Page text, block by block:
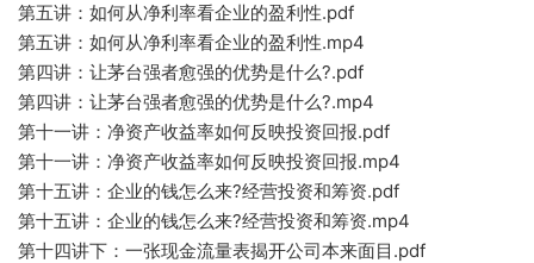
第五讲：如何从净利率看企业的盈利性.pdf
第五讲：如何从净利率看企业的盈利性.mp4
第四讲：让茅台强者愈强的优势是什么?.pdf
第四讲： 让茅台强者愈强的优势是什么?.mp4
第十一讲：净资产收益率如何反映投资回报.pdf
第十一讲：净资产收益率如何反映投资回报.mp4
第十五讲：企业的钱怎么来?经营投资和筹资.pdf
第十五讲：企业的钱怎么来?经营投资和筹资.mp4
第十四讲下：一张现金流量表揭开公司本来面目.pdf